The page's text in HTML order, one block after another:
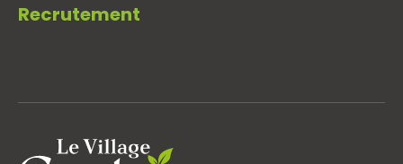
Recrutement